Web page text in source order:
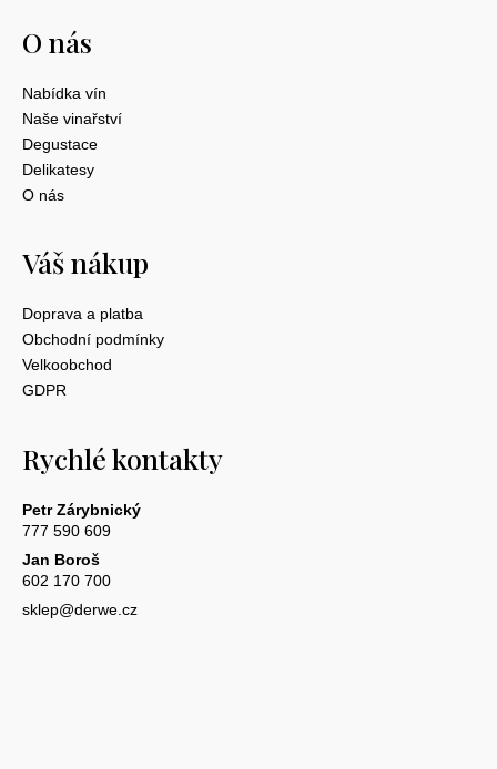
O nás
Nabídka vín
Naše vinařství
Degustace
Delikatesy
O nás
Váš nákup
Doprava a platba
Obchodní podmínky
Velkoobchod
GDPR
Rychlé kontakty
Petr Zárybnický
777 590 609
Jan Boroš
602 170 700
sklep@derwe.cz